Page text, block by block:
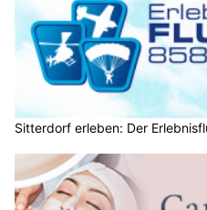
Sitterdorf erleben: Der